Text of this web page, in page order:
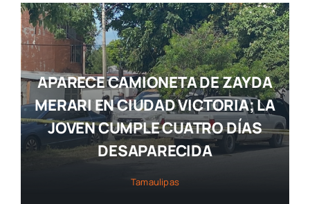
APARECE CAMIONETA DE ZAYDA
MERARI EN CIUDAD VICTORIA; LA
JOVEN CUMPLE CUATRO DÍAS
DESAPARECIDA
Tamaulipas